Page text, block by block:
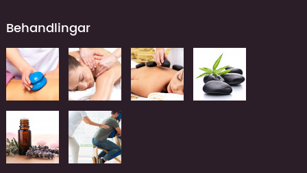
Behandlingar